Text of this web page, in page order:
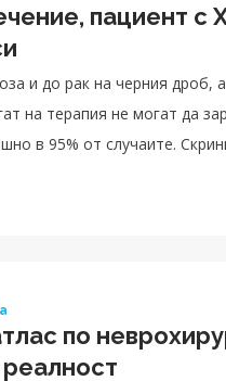
пациент с
и до рак на черния дроб,
на терапия не могат да
в 95% от случаите.
по